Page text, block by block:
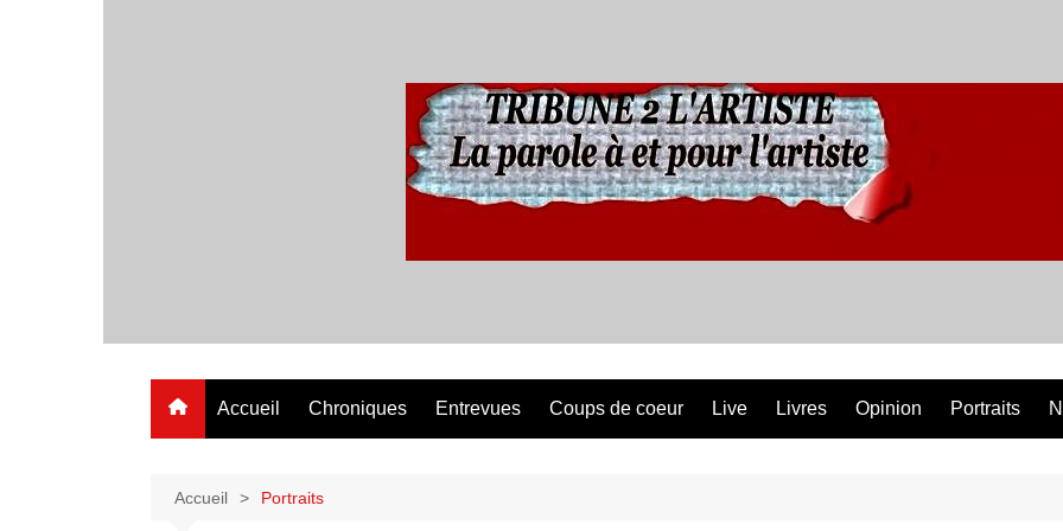
Accueil Chroniques Entrevues Coups de coeur Live Livres Opinion Portraits
Accueil Portraits